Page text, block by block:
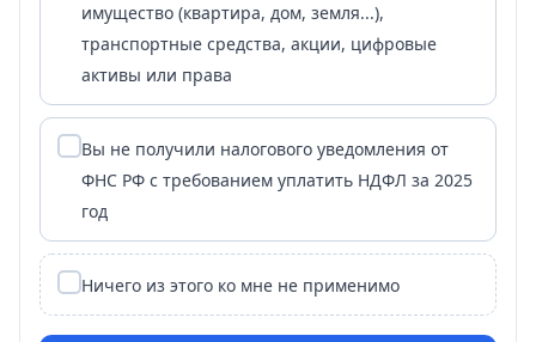
имущество (квартира, дом, земля...),
транспортные средства, акции, цифровые
активы или права
Вы не получили налогового уведомления от
ФНС РФ с требованием уплатить НДФЛ за 2025
год
Ничего из этого ко мне не применимо